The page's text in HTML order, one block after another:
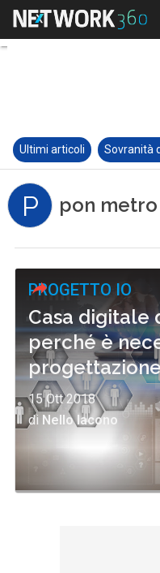
Ultimi articoli Sovranità
P pon metro
PROGETTO IO
Casa digitale
perché è
progettazione
15 Ott 2018
di Nello Iacono